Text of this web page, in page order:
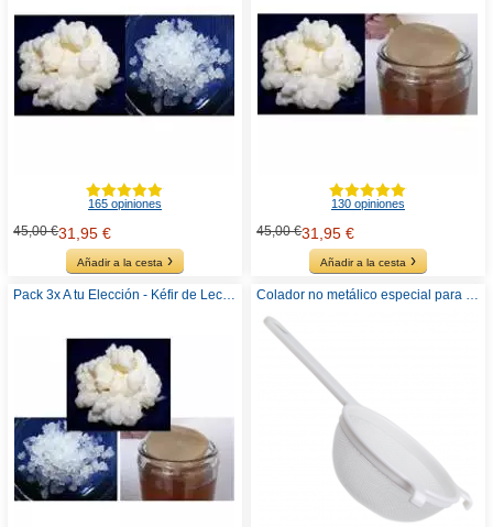
165 opiniones
45,00 €31,95 €
Añadir a la cesta
130 opiniones
45,00 €31,95 €
Añadir a la cesta